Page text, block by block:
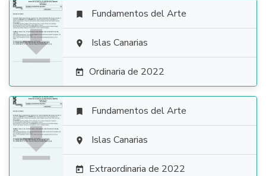

 Fundamentos del Arte
 Islas Canarias
 Ordinaria de 2022

 Fundamentos del Arte
 Islas Canarias
 Extraordinaria de 2022